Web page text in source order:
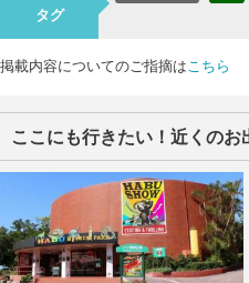
タグ
掲載内容についてのご指摘はこちら
ここにも行きたい！近くのお